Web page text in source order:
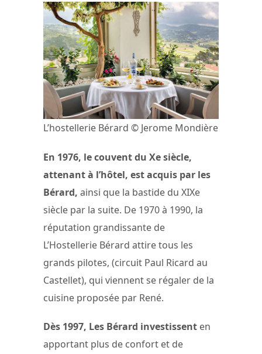
L’hostellerie Bérard © Jerome Mondière
En 1976, le couvent du Xe siècle,
attenant à l’hôtel, est acquis par les
Bérard, ainsi que la bastide du XIXe
siècle par la suite. De 1970 à 1990, la
réputation grandissante de
L’Hostellerie Bérard attire tous les
grands pilotes, (circuit Paul Ricard au
Castellet), qui viennent se régaler de la
cuisine proposée par René.
Dès 1997, Les Bérard investissent en
apportant plus de confort et de